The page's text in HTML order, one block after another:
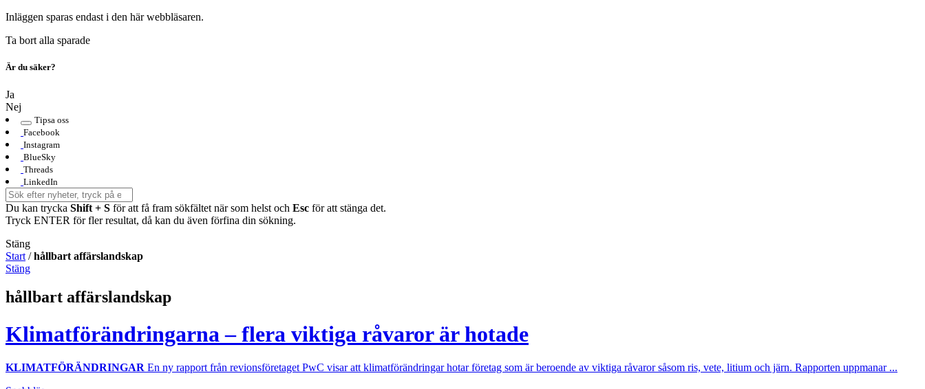
Inläggen sparas endast i den här webbläsaren.
Ta bort alla sparade
Är du säker?
Ja
Nej
Tipsa oss
Facebook
Instagram
BlueSky
Threads
LinkedIn
Du kan trycka Shift + S för att få fram sökfältet när som helst och Esc för att stänga det.
Tryck ENTER för fler resultat, då kan du även förfina din sökning.
Stäng
Start /hållbart affärslandskap
Stäng
hållbart affärslandskap
Klimatförändringarna – flera viktiga råvaror är hotade
KLIMATFÖRÄNDRINGAR En ny rapport från revionsföretaget PwC visar att klimatförändringar hotar företag som är beroende av viktiga råvaror såsom ris, vete, litium och järn. Rapporten uppmanar ...